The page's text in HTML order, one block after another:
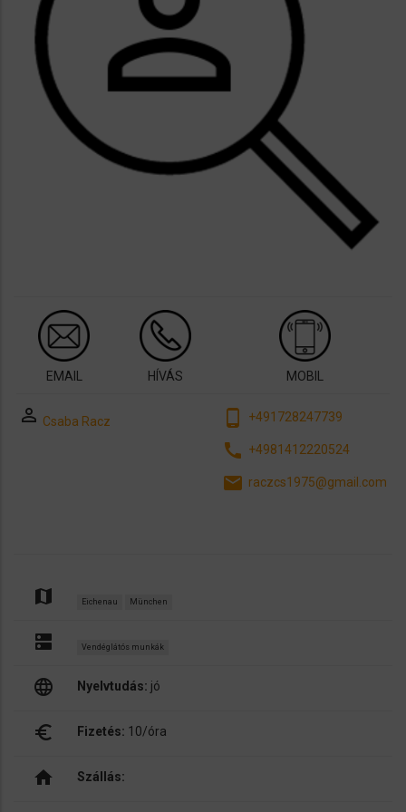
EMAIL HÍVÁS MOBIL
perm_identity Csaba Racz phone_android +491728247739
call +4981412220524
email raczcs1975@gmail.com
map Eichenau München
dns Vendéglátós munkák
language Nyelvtudás: jó
euro_symbol Fizetés: 10/óra
home Szállás: